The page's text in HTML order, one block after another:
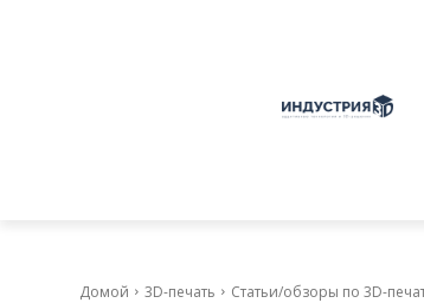
Домой 3D-печать Статьи/обзоры по 3D-